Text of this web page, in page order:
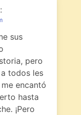
sus
pero
todos les
encantó
hasta
¡Pero